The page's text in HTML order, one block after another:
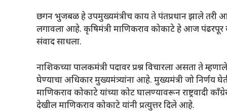
छगन भुजबळ हे उपमुख्यमंत्रीच काय ते पंतप्रधान झाले तरी
लगावला आहे. कृषिमंत्री माणिकराव कोकाटे हे आज पंढरपूर
संवाद साधला.
नाशिकच्या पालकमंत्री पदावर प्रश्न विचारला असता ते
घेण्याचा अधिकार मुख्यमंत्र्यांना आहे. मुख्यमंत्री जो निर्णय
माणिकराव कोकाटे यांच्या कोट घालण्यावरून राष्ट्रवादी
देखील माणिकराव कोकाटे यांनी प्रत्युत्तर दिले आहे.